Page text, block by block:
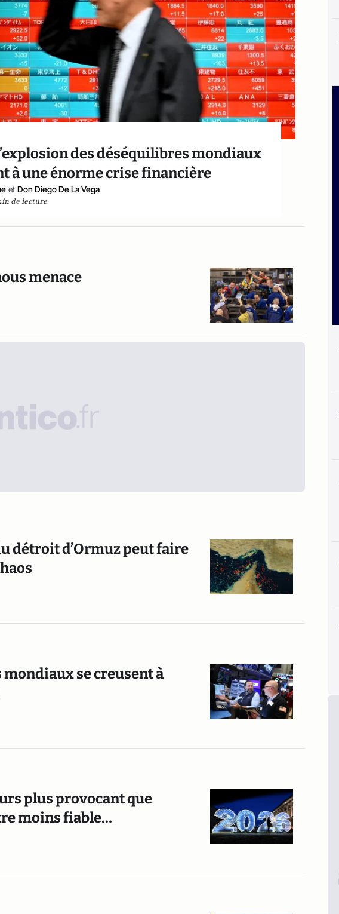
des déséquilibres mondiaux
à une énorme crise financière
et Don Diego De La Vega
de lecture
menace
détroit d’Ormuz peut faire
se creusent à
plus provocant que
moins fiable…